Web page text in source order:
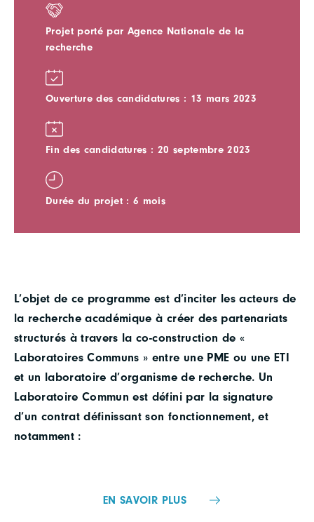
Projet porté par Agence Nationale de la
recherche
Ouverture des candidatures : 13 mars 2023
Fin des candidatures : 20 septembre 2023
Durée du projet : 6 mois
L’objet de ce programme est d’inciter les acteurs de
la recherche académique à créer des partenariats
structurés à travers la co-construction de «
Laboratoires Communs » entre une PME ou une ETI
et un laboratoire d’organisme de recherche. Un
Laboratoire Commun est défini par la signature
d’un contrat définissant son fonctionnement, et
notamment :
EN SAVOIR PLUS